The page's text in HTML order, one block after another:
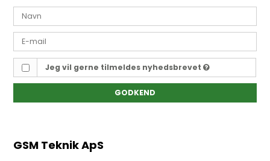
Jeg vil gerne tilmeldes nyhedsbrevet
GODKEND
GSM Teknik ApS